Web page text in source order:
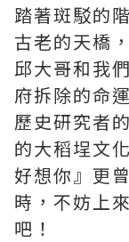
踏著斑駁的
古老的天橋
邱大哥和我
府拆除的命
歷史研究者
的大稻埕文
好想你』更
時，不妨上
吧！